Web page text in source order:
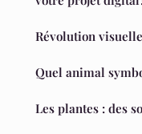
Révolution
Quel animal
Les plantes : des